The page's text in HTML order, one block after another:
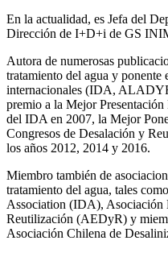
En la actualidad, es Jefa del
Dirección de I+D+i de GS
Autora de numerosas
tratamiento del agua y ponente
internacionales (IDA,
premio a la Mejor
del IDA en 2007, la Mejor
Congresos de Desalación y
los años 2012, 2014 y 2016.
Miembro también de
tratamiento del agua, tales
Association (IDA), Asociación
Reutilización (AEDyR) y
Asociación Chilena de